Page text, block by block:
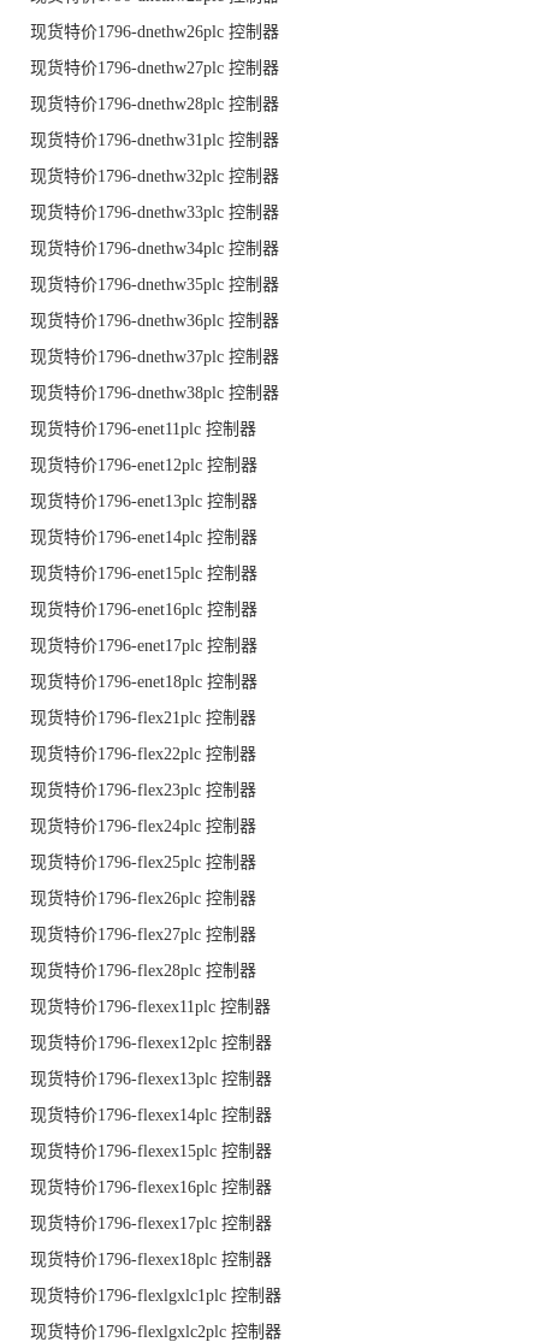
现货特价1796-dnethw26plc 控制器
现货特价1796-dnethw27plc 控制器
现货特价1796-dnethw28plc 控制器
现货特价1796-dnethw31plc 控制器
现货特价1796-dnethw32plc 控制器
现货特价1796-dnethw33plc 控制器
现货特价1796-dnethw34plc 控制器
现货特价1796-dnethw35plc 控制器
现货特价1796-dnethw36plc 控制器
现货特价1796-dnethw37plc 控制器
现货特价1796-dnethw38plc 控制器
现货特价1796-enet11plc 控制器
现货特价1796-enet12plc 控制器
现货特价1796-enet13plc 控制器
现货特价1796-enet14plc 控制器
现货特价1796-enet15plc 控制器
现货特价1796-enet16plc 控制器
现货特价1796-enet17plc 控制器
现货特价1796-enet18plc 控制器
现货特价1796-flex21plc 控制器
现货特价1796-flex22plc 控制器
现货特价1796-flex23plc 控制器
现货特价1796-flex24plc 控制器
现货特价1796-flex25plc 控制器
现货特价1796-flex26plc 控制器
现货特价1796-flex27plc 控制器
现货特价1796-flex28plc 控制器
现货特价1796-flexex11plc 控制器
现货特价1796-flexex12plc 控制器
现货特价1796-flexex13plc 控制器
现货特价1796-flexex14plc 控制器
现货特价1796-flexex15plc 控制器
现货特价1796-flexex16plc 控制器
现货特价1796-flexex17plc 控制器
现货特价1796-flexex18plc 控制器
现货特价1796-flexlgxlc1plc 控制器
现货特价1796-flexlgxlc2plc 控制器